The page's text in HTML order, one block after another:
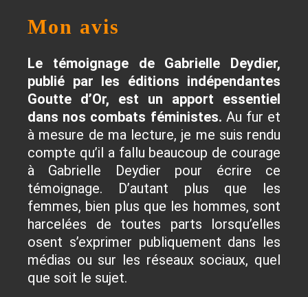
Mon avis
Le témoignage de Gabrielle Deydier,
publié par les éditions indépendantes
Goutte d’Or, est un apport essentiel
dans nos combats féministes. Au fur et
à mesure de ma lecture, je me suis rendu
compte qu’il a fallu beaucoup de courage
à Gabrielle Deydier pour écrire ce
témoignage. D’autant plus que les
femmes, bien plus que les hommes, sont
harcelées de toutes parts lorsqu’elles
osent s’exprimer publiquement dans les
médias ou sur les réseaux sociaux, quel
que soit le sujet.